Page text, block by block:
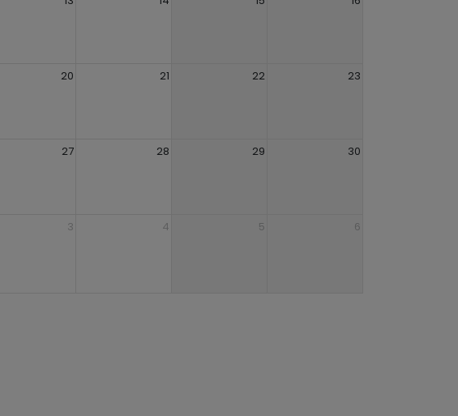
20 21 22 23
27 28 29 30
3 4 5 6